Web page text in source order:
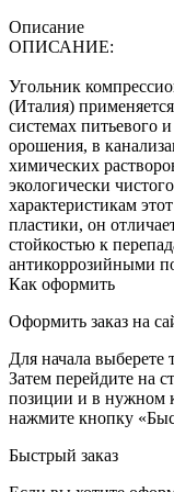
Описание
ОПИСАНИЕ:
Угольник
(Италия)
системах питьевого
орошения, в
химических
экологически
характеристикам
пластики, он
стойкостью к
антикоррозийными
Как оформить
Оформить заказ на
Для начала выберете
Затем перейдите на
позиции и в нужном
нажмите кнопку
Быстрый заказ